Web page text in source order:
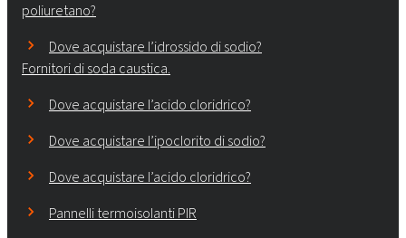
poliuretano?
Dove acquistare l’idrossido di sodio?
Fornitori di soda caustica.
Dove acquistare l’acido cloridrico?
Dove acquistare l’ipoclorito di sodio?
Dove acquistare l’acido cloridrico?
Pannelli termoisolanti PIR